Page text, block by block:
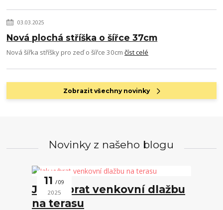
03.03.2025
Nová plochá stříška o šířce 37cm
Nová šířka stříšky pro zeď o šířce 30cmčíst celé
Zobrazit všechny novinky
Novinky z našeho blogu
11 09
2025
Jak vybrat venkovní dlažbu
na terasu